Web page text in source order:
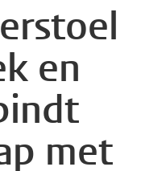
en
met